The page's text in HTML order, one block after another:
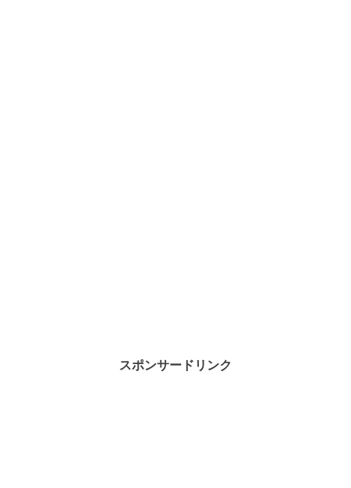
スポンサードリンク